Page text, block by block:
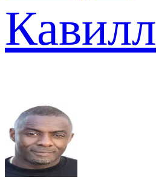
Кавилл